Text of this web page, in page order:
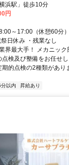
「西横浜駅」徒歩10分
円
～17:00（休憩60分
日休み ・残業なし
界最大手！ メカニッ
検及び整備をお任せ
的点検の2種類があり
以内 昇給あり